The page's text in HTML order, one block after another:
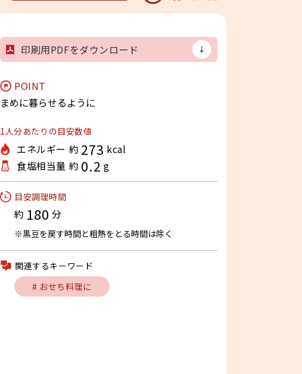
印刷用PDFをダウンロード
POINT
まめに暮らせるように
1人分あたりの目安数値
エネルギー 約 273 kcal
食塩相当量 約 0.2 g
目安調理時間
約 180 分
※黒豆を戻す時間と粗熱をとる時間は除く
関連するキーワード
# おせち料理に